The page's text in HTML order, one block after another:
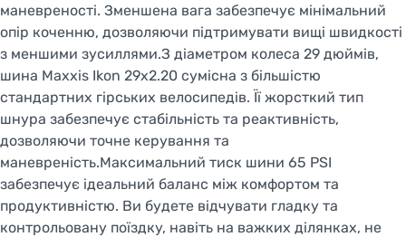
маневреності. Зменшена вага забезпечує мінімальний
опір коченню, дозволяючи підтримувати вищі швидкості
з меншими зусиллями.З діаметром колеса 29 дюймів,
шина Maxxis Ikon 29x2.20 сумісна з більшістю
стандартних гірських велосипедів. Її жорсткий тип
шнура забезпечує стабільність та реактивність,
дозволяючи точне керування та
маневреність.Максимальний тиск шини 65 PSI
забезпечує ідеальний баланс між комфортом та
продуктивністю. Ви будете відчувати гладку та
контрольовану поїздку, навіть на важких ділянках, не